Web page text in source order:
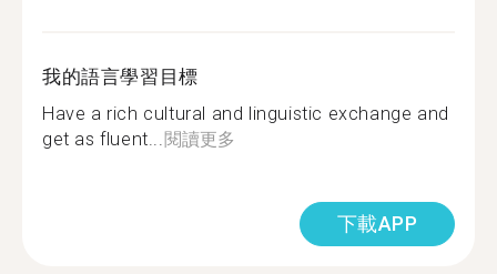
我的語言學習目標
Have a rich cultural and linguistic exchange and
get as fluent...閱讀更多
下載APP